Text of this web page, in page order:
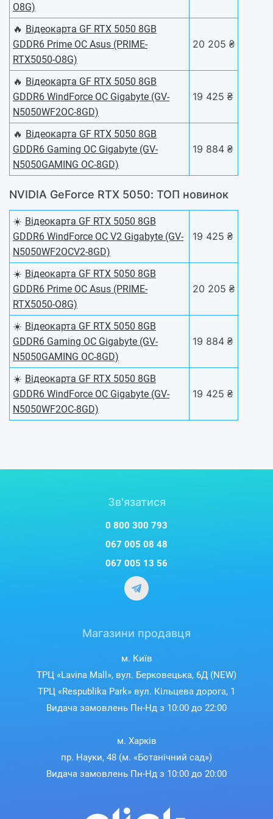
O8G)
🔥 Відеокарта GF RTX 5050 8GB
GDDR6 Prime OC Asus (PRIME-
RTX5050-O8G)
20 205 ₴
🔥 Відеокарта GF RTX 5050 8GB
GDDR6 WindForce OC Gigabyte (GV-
N5050WF2OC-8GD)
19 425 ₴
🔥 Відеокарта GF RTX 5050 8GB
GDDR6 Gaming OC Gigabyte (GV-
N5050GAMING OC-8GD)
19 884 ₴
NVIDIA GeForce RTX 5050: ТОП новинок
☀️ Відеокарта GF RTX 5050 8GB
GDDR6 WindForce OC V2 Gigabyte (GV-
N5050WF2OCV2-8GD)
19 425 ₴
☀️ Відеокарта GF RTX 5050 8GB
GDDR6 Prime OC Asus (PRIME-
RTX5050-O8G)
20 205 ₴
☀️ Відеокарта GF RTX 5050 8GB
GDDR6 Gaming OC Gigabyte (GV-
N5050GAMING OC-8GD)
19 884 ₴
☀️ Відеокарта GF RTX 5050 8GB
GDDR6 WindForce OC Gigabyte (GV-
N5050WF2OC-8GD)
19 425 ₴
Зв'язатися
0 800 300 793
067 005 08 48
067 005 13 56
Магазини продавця
м. Київ
ТРЦ «Lavina Mall», вул. Берковецька, 6Д (NEW)
ТРЦ «Respublika Park» вул. Кільцева дорога, 1
Видача замовлень Пн-Нд з 10:00 до 22:00
м. Харків
пр. Науки, 48 (м. «Ботанічний сад»)
Видача замовлень Пн-Нд з 10:00 до 20:00